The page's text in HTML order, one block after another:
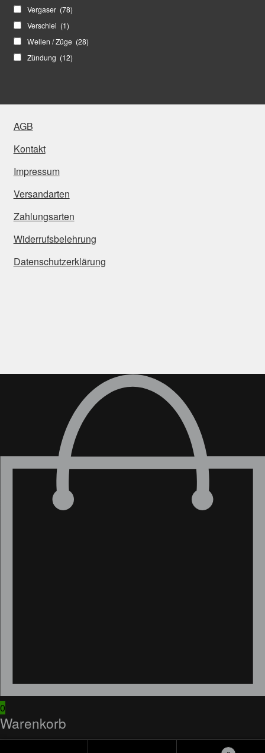
Vergaser (78)
Verschlei (1)
Wellen / Züge (28)
Zündung (12)
AGB
Kontakt
Impressum
Versandarten
Zahlungsarten
Widerrufsbelehrung
Datenschutzerklärung
0
Warenkorb